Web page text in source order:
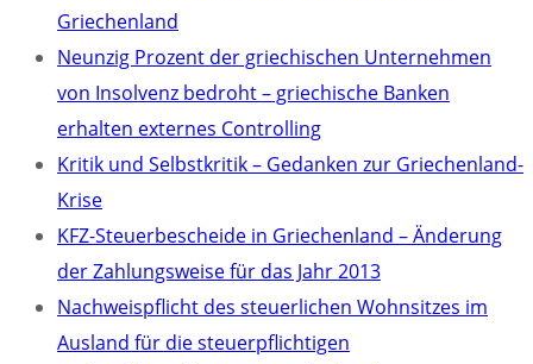
Griechenland
Neunzig Prozent der griechischen Unternehmen
von Insolvenz bedroht – griechische Banken
erhalten externes Controlling
Kritik und Selbstkritik – Gedanken zur Griechenland-
Krise
KFZ-Steuerbescheide in Griechenland – Änderung
der Zahlungsweise für das Jahr 2013
Nachweispflicht des steuerlichen Wohnsitzes im
Ausland für die steuerpflichtigen